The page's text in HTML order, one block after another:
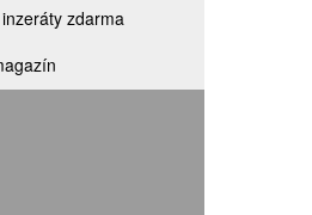
zdarma